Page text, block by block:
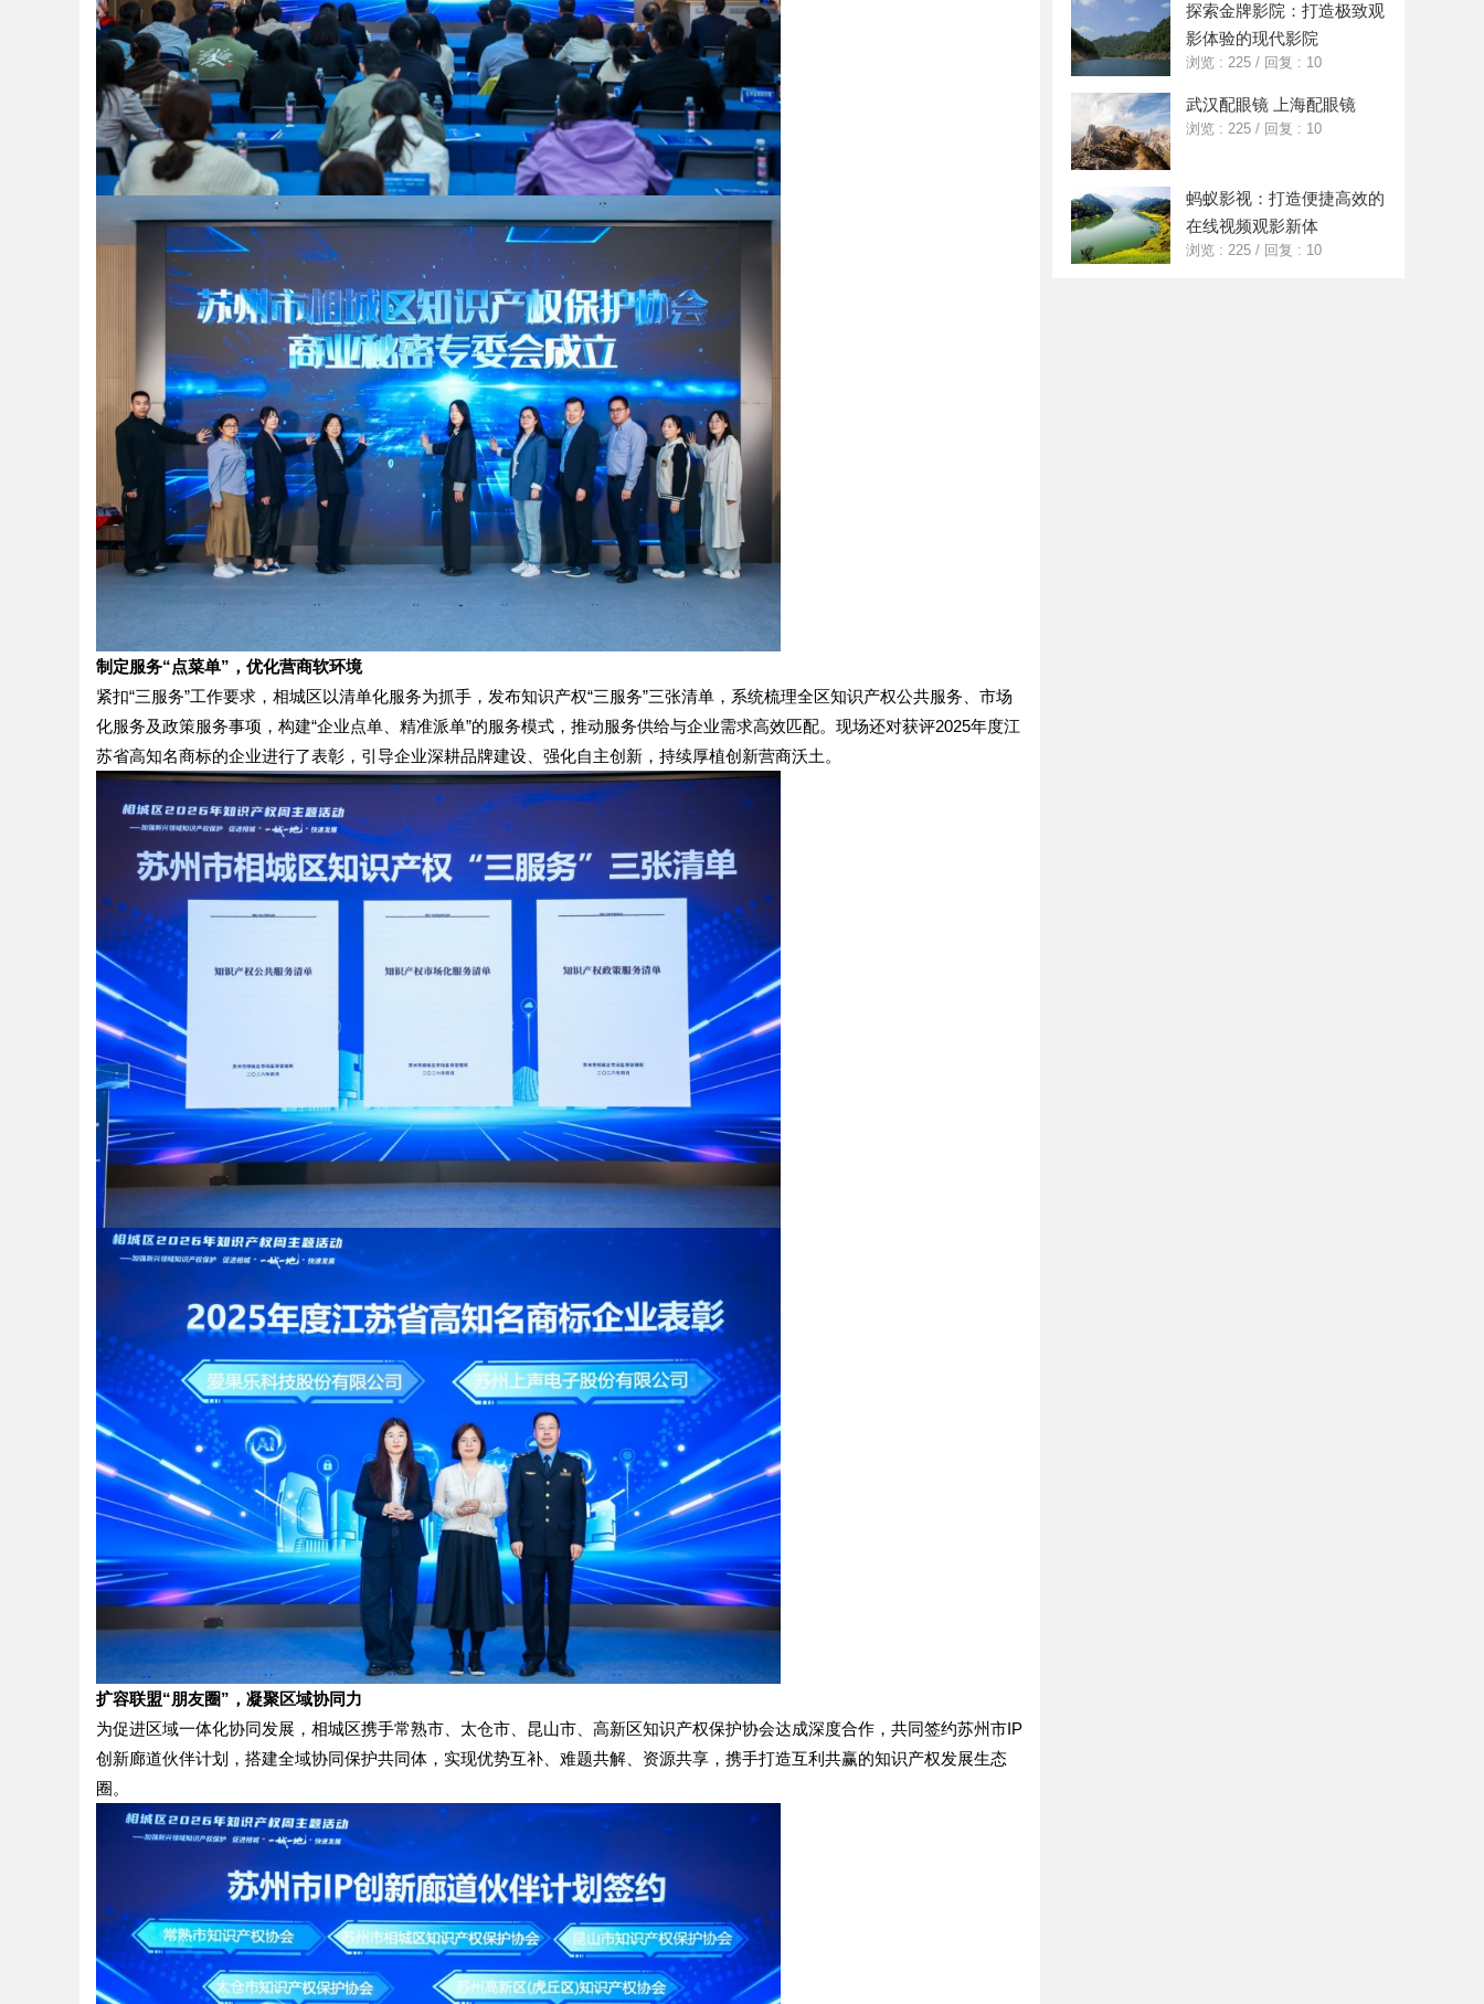
制定服务“点菜单”，优化营商软环境
紧扣“三服务”工作要求，相城区以清单化服务为抓手，发布知识产权“三服务”三张清单，系统梳理全区知识产权公共服务、市场
化服务及政策服务事项，构建“企业点单、精准派单”的服务模式，推动服务供给与企业需求高效匹配。现场还对获评2025年度江
苏省高知名商标的企业进行了表彰，引导企业深耕品牌建设、强化自主创新，持续厚植创新营商沃土。
扩容联盟“朋友圈”，凝聚区域协同力
为促进区域一体化协同发展，相城区携手常熟市、太仓市、昆山市、高新区知识产权保护协会达成深度合作，共同签约苏州市IP
创新廊道伙伴计划，搭建全域协同保护共同体，实现优势互补、难题共解、资源共享，携手打造互利共赢的知识产权发展生态
圈。
探索金牌影院：打造极致观
影体验的现代影院
浏览 : 225 / 回复 : 10
武汉配眼镜 上海配眼镜
浏览 : 225 / 回复 : 10
蚂蚁影视：打造便捷高效的
在线视频观影新体
浏览 : 225 / 回复 : 10